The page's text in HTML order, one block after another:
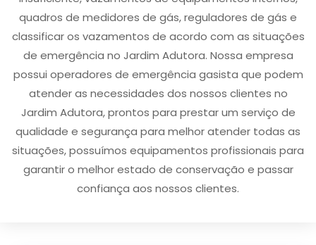
quadros de medidores de gás, reguladores de gás e
classificar os vazamentos de acordo com as situações
de emergência no Jardim Adutora. Nossa empresa
possui operadores de emergência gasista que podem
atender as necessidades dos nossos clientes no
Jardim Adutora, prontos para prestar um serviço de
qualidade e segurança para melhor atender todas as
situações, possuímos equipamentos profissionais para
garantir o melhor estado de conservação e passar
confiança aos nossos clientes.